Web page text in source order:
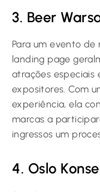
3. Beer
Para um evento de
landing page
atrações especiais
expositores. Com
experiência, ela
marcas a
ingressos um
4. Oslo